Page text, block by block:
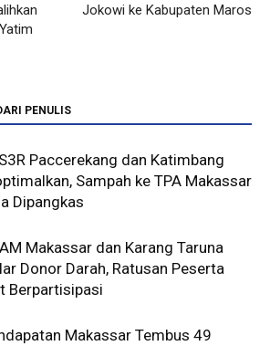
Jokowi ke Kabupaten Maros
PENULIS
Paccerekang dan Katimbang
Sampah ke TPA Makassar
Dipangkas
Makassar dan Karang Taruna
Donor Darah, Ratusan Peserta
Berpartisipasi
Makassar Tembus 49